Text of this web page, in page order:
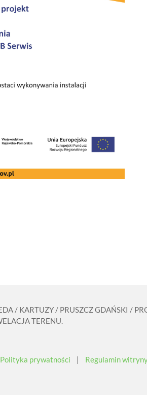
/ KARTUZY / PRUSZCZ GDAŃSKI /
TERENU.
Polityka prywatności | Regulamin